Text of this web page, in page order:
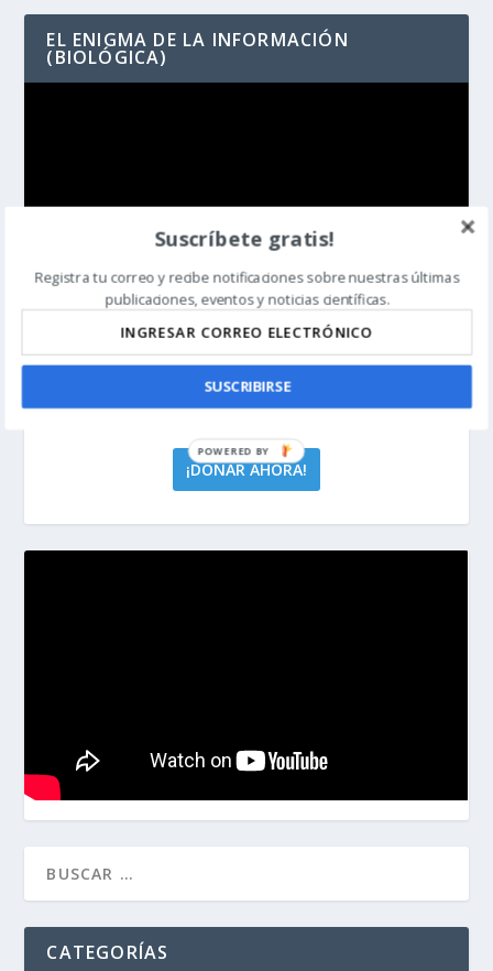
EL ENIGMA DE LA INFORMACIÓN
(BIOLÓGICA)
00:00 04:15
¿TE GUSTA NUESTRO CONTENIDO?
¡DONAR AHORA!
CATEGORÍAS
Suscríbete gratis!
Registra tu correo y recibe notificaciones sobre nuestras últimas
publicaciones, eventos y noticias científicas.
SUSCRIBIRSE